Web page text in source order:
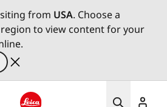
from USA. Choose a
to view content for your